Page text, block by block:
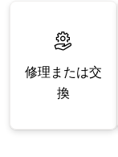
修理または交
換